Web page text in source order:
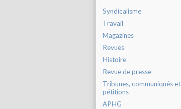
Syndicalisme
Travail
Magazines
Revues
Histoire
Revue de presse
Tribunes, communiqués et
pétitions
APHG